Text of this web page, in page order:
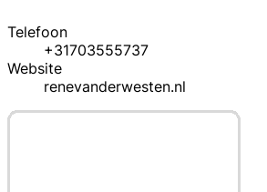
Telefoon
+31703555737
Website
renevanderwesten.nl